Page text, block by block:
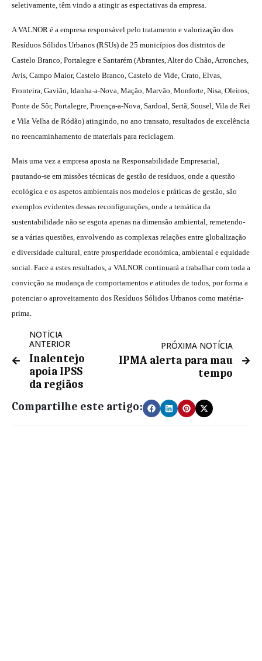
seletivamente, têm vindo a atingir as espectativas da empresa.
A VALNOR é a empresa responsável pelo tratamento e valorização dos
Resíduos Sólidos Urbanos (RSUs) de 25 municípios dos distritos de
Castelo Branco, Portalegre e Santarém (Abrantes, Alter do Chão, Arronches,
Avis, Campo Maior, Castelo Branco, Castelo de Vide, Crato, Elvas,
Fronteira, Gavião, Idanha-a-Nova, Mação, Marvão, Monforte, Nisa, Oleiros,
Ponte de Sôr, Portalegre, Proença-a-Nova, Sardoal, Sertã, Sousel, Vila de Rei
e Vila Velha de Ródão) atingindo, no ano transato, resultados de excelência
no reencaminhamento de materiais para reciclagem.
Mais uma vez a empresa aposta na Responsabilidade Empresarial,
pautando-se em missões técnicas de gestão de resíduos, onde a questão
ecológica e os aspetos ambientais nos modelos e práticas de gestão, são
exemplos evidentes dessas reconfigurações, onde a temática da
sustentabilidade não se esgota apenas na dimensão ambiental, remetendo-
se a várias questões, envolvendo as complexas relações entre globalização
e diversidade cultural, entre prosperidade económica, ambiental e equidade
social. Face a estes resultados, a VALNOR continuará a trabalhar com toda a
convicção na mudança de comportamentos e atitudes de todos, por forma a
potenciar o aproveitamento dos Resíduos Sólidos Urbanos como matéria-
prima.
NOTÍCIA
ANTERIOR
Inalentejo
apoia IPSS
da regiãos
PRÓXIMA NOTÍCIA
IPMA alerta para mau
tempo
Compartilhe este artigo: